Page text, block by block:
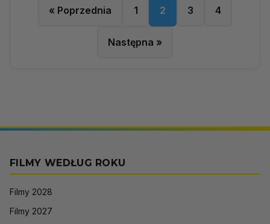
« Poprzednia 1 2 3 4
Następna »
FILMY WEDŁUG ROKU
Filmy 2028
Filmy 2027